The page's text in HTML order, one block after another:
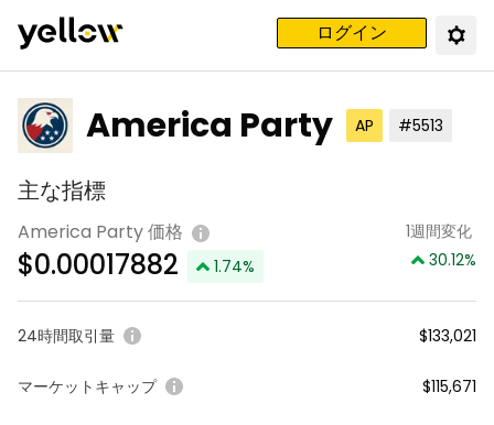
ログイン
America Party AP #5513
主な指標
America Party 価格
$0.00017882 1.74%
1週間変化
30.12%
24時間取引量 $133,021
マーケットキャップ $115,671